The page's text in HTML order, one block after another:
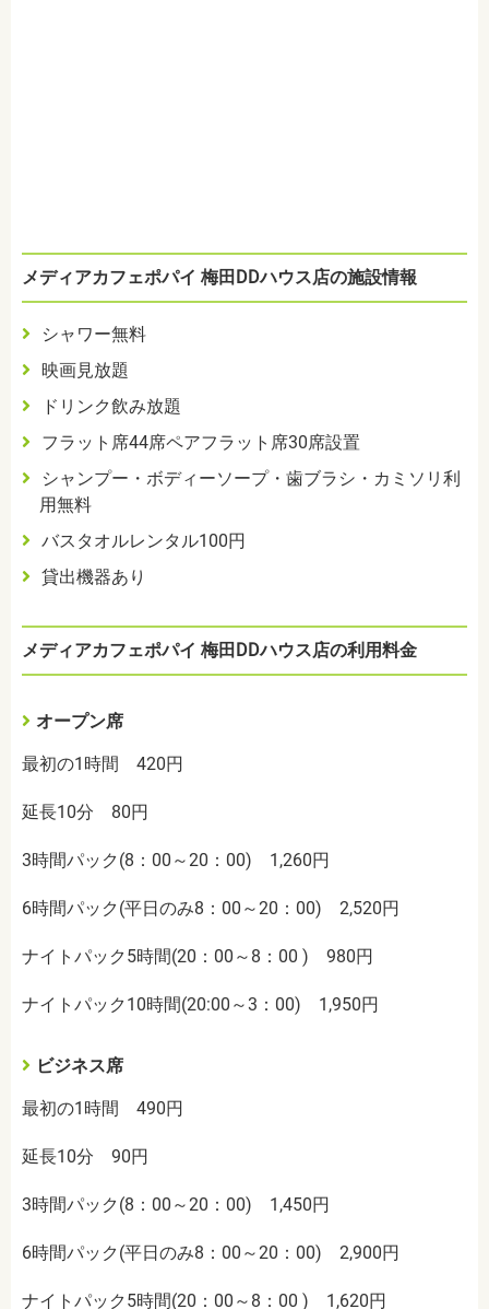
メディアカフェポパイ 梅田DDハウス店の施設情報
シャワー無料
映画見放題
ドリンク飲み放題
フラット席44席ペアフラット席30席設置
シャンプー・ボディーソープ・歯ブラシ・カミソリ利
用無料
バスタオルレンタル100円
貸出機器あり
メディアカフェポパイ 梅田DDハウス店の利用料金
オープン席
最初の1時間 420円
延長10分 80円
3時間パック(8：00～20：00) 1,260円
6時間パック(平日のみ8：00～20：00) 2,520円
ナイトパック5時間(20：00～8：00 ) 980円
ナイトパック10時間(20:00～3：00) 1,950円
ビジネス席
最初の1時間 490円
延長10分 90円
3時間パック(8：00～20：00) 1,450円
6時間パック(平日のみ8：00～20：00) 2,900円
ナイトパック5時間(20：00～8：00 ) 1,620円